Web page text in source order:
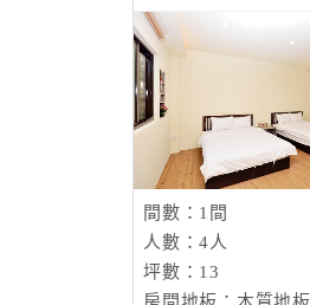
間數：1間
人數：4人
坪數：13